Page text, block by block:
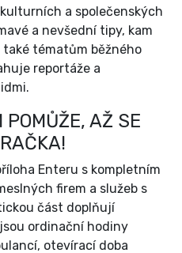
a společenských
a nevšední tipy, kam
také tématům běžného
reportáže a
POMŮŽE, AŽ SE
Enteru s kompletním
firem a služeb s
část doplňují
ordinační hodiny
otevírací doba